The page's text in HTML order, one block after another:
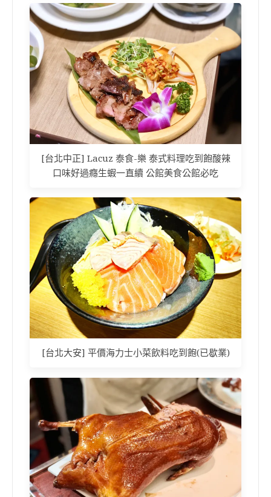
[台北中正] Lacuz 泰食-樂 泰式料理吃到飽酸辣
口味好過癮生蝦一直續 公館美食公館必吃
[台北大安] 平價海力士小菜飲料吃到飽(已歇業)